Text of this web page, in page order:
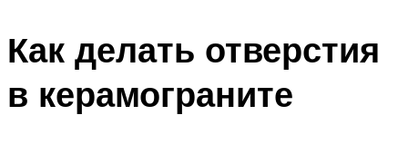
Как делать отверстия
в керамограните